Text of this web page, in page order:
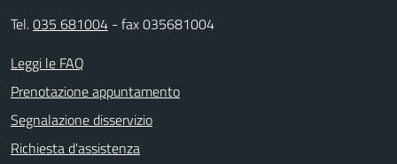
Tel.035 681004 - fax 035681004
Leggi le FAQ
Prenotazione appuntamento
Segnalazione disservizio
Richiesta d'assistenza